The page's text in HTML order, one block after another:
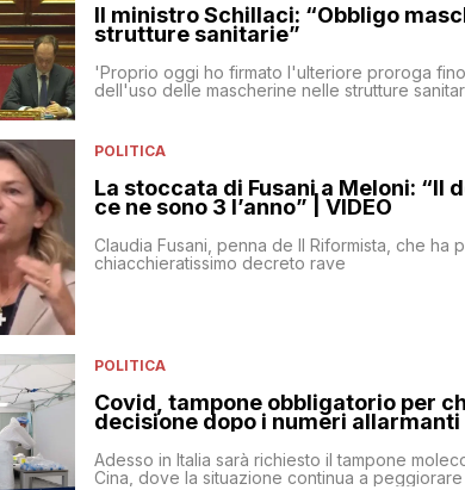
Il ministro Schillaci: “Obbligo
strutture sanitarie”
'Proprio oggi ho firmato l'ulteriore proroga
dell'uso delle mascherine nelle strutture
POLITICA
La stoccata di Fusani a Meloni: “Il
ce ne sono 3 l’anno” | VIDEO
Claudia Fusani, penna de Il Riformista, che ha
chiacchieratissimo decreto rave
POLITICA
Covid, tampone obbligatorio per
decisione dopo i numeri allarmanti
Adesso in Italia sarà richiesto il tampone
Cina, dove la situazione continua a peggiorare